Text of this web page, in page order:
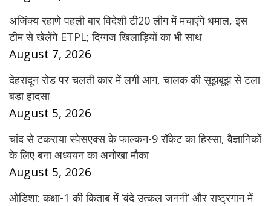
अजिंक्य रहाणे पहली बार विदेशी टी20 लीग में मचाएंगे धमाल, इस
टीम से खेलेंगे ETPL; दिग्गज खिलाड़ियों का भी साथ
August 7, 2026
देहरादून रोड पर चलती कार में लगी आग, चालक की सूझबूझ से टला
बड़ा हादसा
August 5, 2026
चांद से टकराया स्पेसएक्स के फाल्कन-9 रॉकेट का हिस्सा, वैज्ञानिकों
के लिए बना अध्ययन का अनोखा मौका
August 5, 2026
ओडिशा: कक्षा-1 की किताब में ‘वंदे उत्कल जननी’ और राष्ट्रगान में